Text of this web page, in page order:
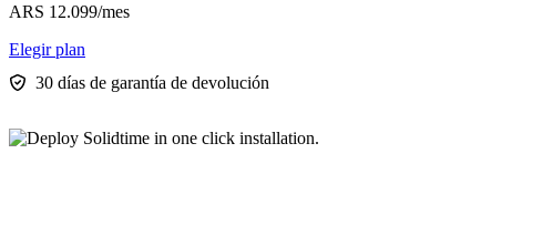
ARS 12.099/mes
Elegir plan
30 días de garantía de devolución